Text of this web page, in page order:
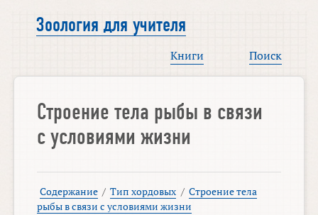
Зоология для учителя
Книги Поиск
Строение тела рыбы в связи
с условиями жизни
Содержание / Тип хордовых / Строение тела
рыбы в связи с условиями жизни